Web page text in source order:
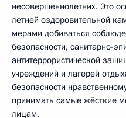
несовершеннолетних. Это
летней оздоровительной
мерами добиваться
безопасности, санитарно-
антитеррористической
учреждений и лагерей
безопасности
принимать самые жёсткие
лицам.